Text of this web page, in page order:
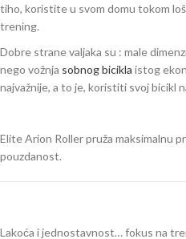
tiho, koristite u svom domu tokom
trening.
Dobre strane valjaka su : male
nego vožnja sobnog bicikla istog
najvažnije, a to je, koristiti svoj bicikl
Elite Arion Roller pruža maksimalnu
pouzdanost.
Lakoća i jednostavnost… fokus na